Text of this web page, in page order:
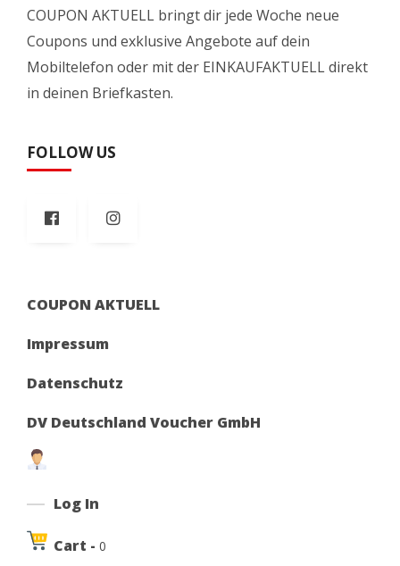
COUPON AKTUELL bringt dir jede Woche neue
Coupons und exklusive Angebote auf dein
Mobiltelefon oder mit der EINKAUFAKTUELL direkt
in deinen Briefkasten.
FOLLOW US
COUPON AKTUELL
Impressum
Datenschutz
DV Deutschland Voucher GmbH
Log In
Cart - 0